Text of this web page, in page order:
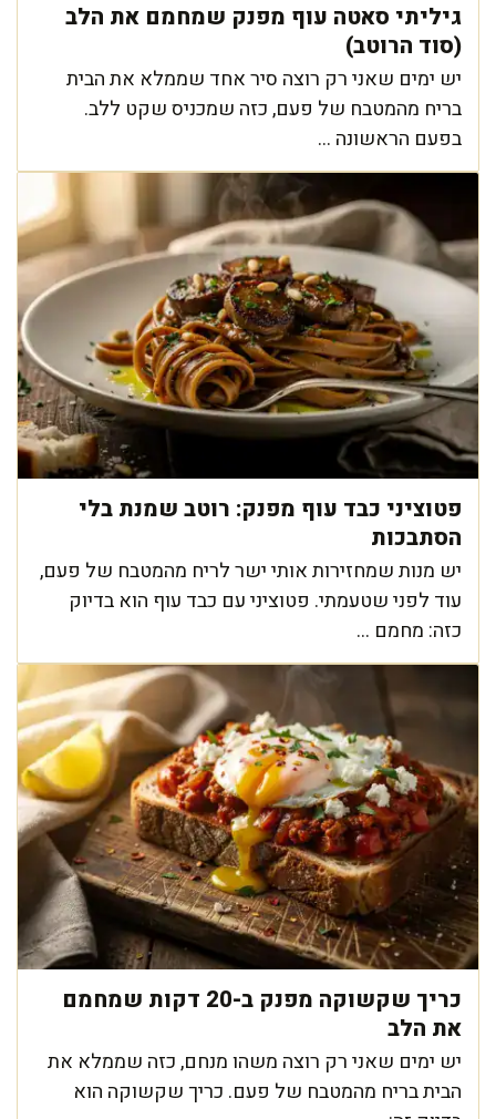
גיליתי סאטה עוף מפנק שמחמם את הלב
(סוד הרוטב)
יש ימים שאני רק רוצה סיר אחד שממלא את הבית
בריח מהמטבח של פעם, כזה שמכניס שקט ללב.
בפעם הראשונה ...
פטוציני כבד עוף מפנק: רוטב שמנת בלי
הסתבכות
יש מנות שמחזירות אותי ישר לריח מהמטבח של פעם,
עוד לפני שטעמתי. פטוציני עם כבד עוף הוא בדיוק
כזה: מחמם ...
כריך שקשוקה מפנק ב-20 דקות שמחמם
את הלב
יש ימים שאני רק רוצה משהו מנחם, כזה שממלא את
הבית בריח מהמטבח של פעם. כריך שקשוקה הוא